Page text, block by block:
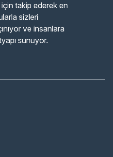
için takip ederek en
sizleri
ve insanlara
sunuyor.